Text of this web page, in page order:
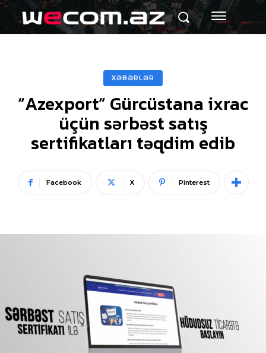
XƏBƏRLƏR
“Azexport” Gürcüstana ixrac
üçün sərbəst satış
sertifikatları təqdim edib
Facebook X Pinterest